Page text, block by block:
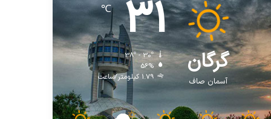
گرگان
آسمان صاف
31
℃
38º - 30º
56%
1.79 کیلومتر/ساعت